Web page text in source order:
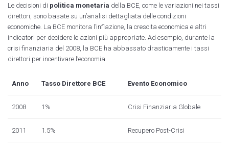
Le decisioni di politica monetaria della BCE, come le variazioni nei tassi
direttori, sono basate su un’analisi dettagliata delle condizioni
economiche. La BCE monitora l’inflazione, la crescita economica e altri
indicatori per decidere le azioni più appropriate. Ad esempio, durante la
crisi finanziaria del 2008, la BCE ha abbassato drasticamente i tassi
direttori per incentivare l’economia.
Anno Tasso Direttore BCE Evento Economico
2008 1% Crisi Finanziaria Globale
2011 1.5% Recupero Post-Crisi